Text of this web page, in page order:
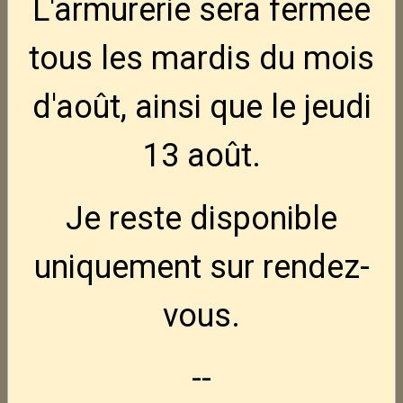
L'armurerie sera fermée
tous les mardis du mois
d'août, ainsi que le jeudi
13 août.
Je reste disponible
uniquement sur rendez-
vous.
--